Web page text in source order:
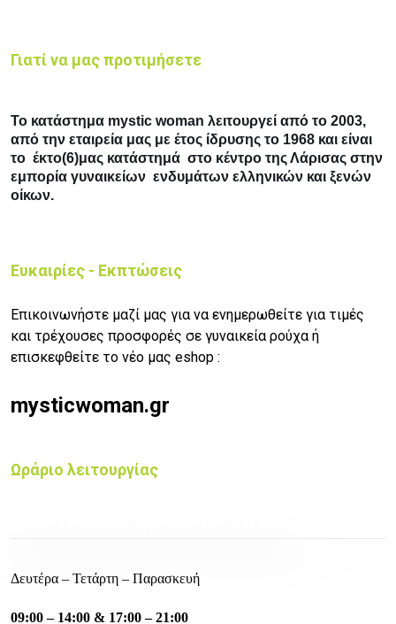
Γιατί να μας προτιμήσετε
Το κατάστημα mystic woman λειτουργεί από το 2003,
από την εταιρεία μας με έτος ίδρυσης το 1968 και είναι
το έκτο(6)μας κατάστημά στο κέντρο της Λάρισας στην
εμπορία γυναικείων ενδυμάτων ελληνικών και ξενών
οίκων.
Ευκαιρίες - Εκπτώσεις
Επικοινωνήστε μαζί μας για να ενημερωθείτε για τιμές
και τρέχουσες προσφορές σε γυναικεία ρούχα ή
επισκεφθείτε το νέο μας eshop :
mysticwoman.gr
Ωράριο λειτουργίας
Δευτέρα – Τετάρτη – Παρασκευή
09:00 – 14:00 & 17:00 – 21:00